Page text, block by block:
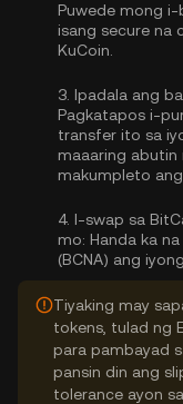
Puwede mong i-
isang secure na
KuCoin.
3. Ipadala ang
Pagkatapos i-
transfer ito sa
maaaring abutin
makumpleto
4. I-swap sa
mo: Handa ka
(BCNA) ang
Tiyaking may
tokens, tulad ng
para pambayad
pansin din ang
tolerance ayon